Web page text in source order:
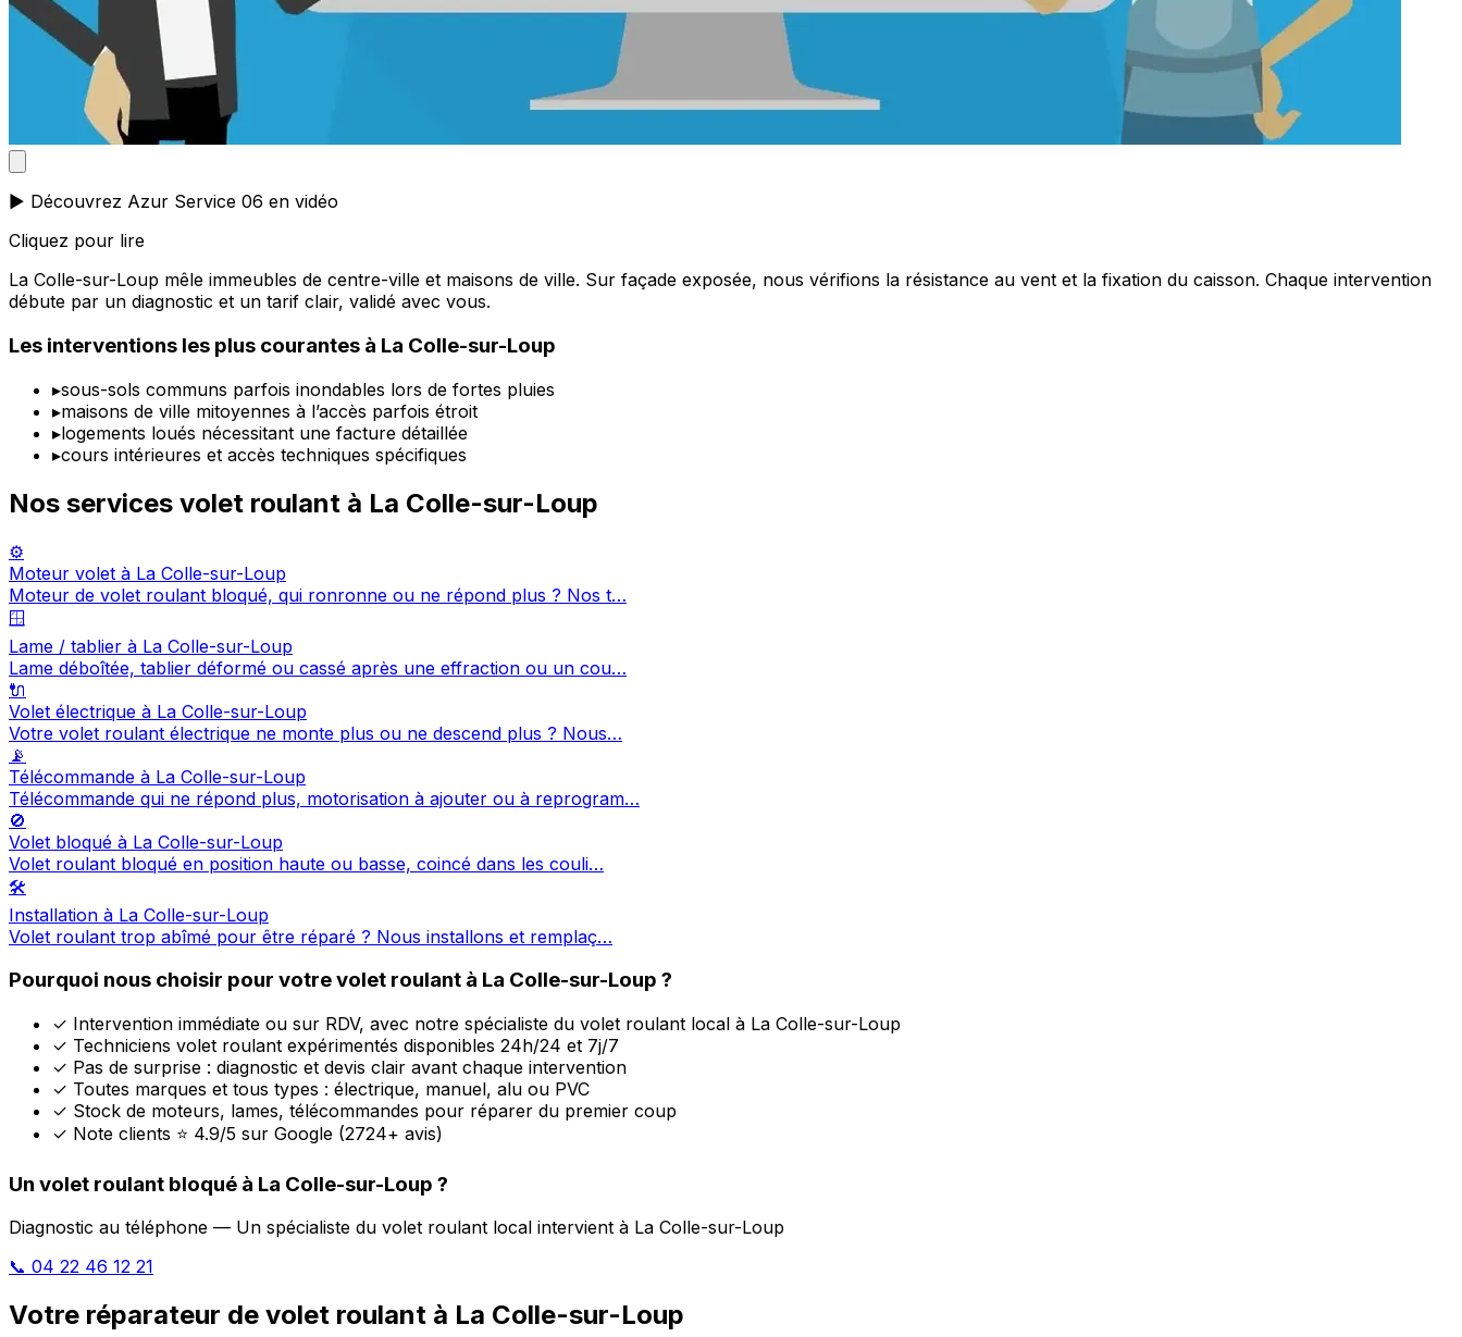
▶️ Découvrez Azur Service 06 en vidéo
Cliquez pour lire
La Colle-sur-Loup mêle immeubles de centre-ville et maisons de ville. Sur façade exposée, nous vérifions la résistance au vent et la fixation du caisson. Chaque intervention
débute par un diagnostic et un tarif clair, validé avec vous.
Les interventions les plus courantes à La Colle-sur-Loup
▸sous-sols communs parfois inondables lors de fortes pluies
▸maisons de ville mitoyennes à l’accès parfois étroit
▸logements loués nécessitant une facture détaillée
▸cours intérieures et accès techniques spécifiques
Nos services volet roulant à La Colle-sur-Loup
⚙️
Moteur volet à La Colle-sur-Loup
Moteur de volet roulant bloqué, qui ronronne ou ne répond plus ? Nos t…
🪟
Lame / tablier à La Colle-sur-Loup
Lame déboîtée, tablier déformé ou cassé après une effraction ou un cou…
🔌
Volet électrique à La Colle-sur-Loup
Votre volet roulant électrique ne monte plus ou ne descend plus ? Nous…
📡
Télécommande à La Colle-sur-Loup
Télécommande qui ne répond plus, motorisation à ajouter ou à reprogram…
🚫
Volet bloqué à La Colle-sur-Loup
Volet roulant bloqué en position haute ou basse, coincé dans les couli…
🛠️
Installation à La Colle-sur-Loup
Volet roulant trop abîmé pour être réparé ? Nous installons et remplaç…
Pourquoi nous choisir pour votre volet roulant à La Colle-sur-Loup ?
✓ Intervention immédiate ou sur RDV, avec notre spécialiste du volet roulant local à La Colle-sur-Loup
✓ Techniciens volet roulant expérimentés disponibles 24h/24 et 7j/7
✓ Pas de surprise : diagnostic et devis clair avant chaque intervention
✓ Toutes marques et tous types : électrique, manuel, alu ou PVC
✓ Stock de moteurs, lames, télécommandes pour réparer du premier coup
✓ Note clients ⭐ 4.9/5 sur Google (2724+ avis)
Un volet roulant bloqué à La Colle-sur-Loup ?
Diagnostic au téléphone — Un spécialiste du volet roulant local intervient à La Colle-sur-Loup
📞 04 22 46 12 21
Votre réparateur de volet roulant à La Colle-sur-Loup